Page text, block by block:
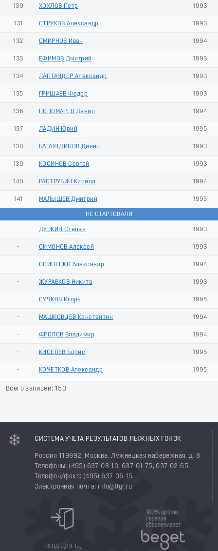
130 ХОХЛОВ Петр 1993
131 СТРУКОВ Александр 1993
132 СМИРНОВ Иван 1994
133 ЕФИМОВ Дмитрий 1993
134 ЛАПТАНДЕР Александр 1993
135 ГРИШАЕВ Федор 1993
136 ПОНОМАРЕВ Данил 1994
137 ЛАДИН Юрий 1995
138 БАГАУТДИНОВ Динис 1993
139 КОСИНОВ Сергей 1993
140 РАСТРУБИН Кирилл 1994
141 МАЛЫШЕВ Дмитрий 1995
НЕ СТАРТОВАЛИ
- ДУРКИН Степан 1993
- СИМОНОВ Алексей 1993
- ОСИПЕНКО Александр 1994
- ЖУРАВКОВ Никита 1993
- СУЧКОВ Игорь 1995
- МАШКОВЦЕВ Константин 1994
- ФРОЛОВ Владимир 1994
- КИСЕЛЕВ Борис 1995
- КОЧЕТКОВ Александр 1995
Всего записей: 150
СИСТЕМА УЧЕТА РЕЗУЛЬТАТОВ ЛЫЖНЫХ ГОНОК
Россия 119992, Москва, Лужнецкая набережная, д. 8
Телефоны: (495) 637-08-10, 637-01-75, 637-02-65
Телефон/факс: (495) 637-06-15
Электронная почта: info@flgr.ru
ВХОД ДЛЯ ТД